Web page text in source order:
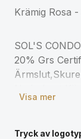
Krämig Rosa -
SOL'S
20% Grs
Halvmåne
Återvunnen
Visa mer
Tryck av